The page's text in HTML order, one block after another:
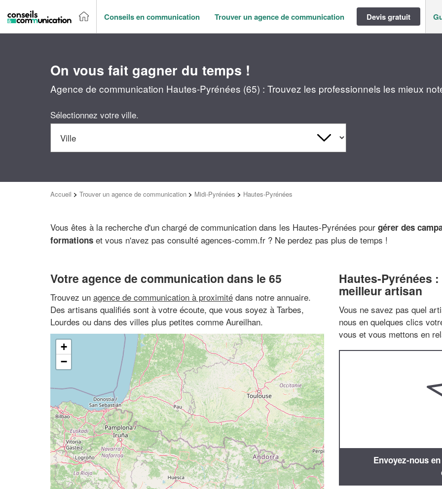
Conseils en communication Trouver un agence de communication Devis gratuit
On vous fait gagner du temps !
Agence de communication Hautes-Pyrénées (65) : Trouvez les professionnels les mieux
Sélectionnez votre ville.
Accueil > Trouver un agence de communication > Midi-Pyrénées > Hautes-Pyrénées
Vous êtes à la recherche d'un chargé de communication dans les Hautes-Pyrénées pour gérer des
formations et vous n'avez pas consulté agences-comm.fr ? Ne perdez pas plus de temps !
Votre agence de communication dans le 65
Trouvez un agence de communication à proximité dans notre annuaire.
Des artisans qualifiés sont à votre écoute, que vous soyez à Tarbes,
Lourdes ou dans des villes plus petites comme Aureilhan.
+
−
Hautes-Pyrénées
meilleur artisan
Vous ne savez pas quel
nous en quelques clics
vous et vous mettons en
Envoyez-nous